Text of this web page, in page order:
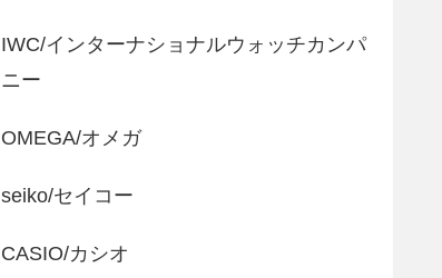
IWC/インターナショナルウォッチカンパ
ニー
OMEGA/オメガ
seiko/セイコー
CASIO/カシオ